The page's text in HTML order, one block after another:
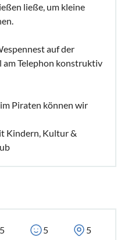
ließe, um kleine
auf der
am Telephon konstruktiv
Piraten können wir
Kindern, Kultur &
5 5 5